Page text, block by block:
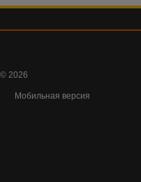
© 2026
Мобильная версия